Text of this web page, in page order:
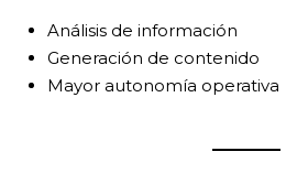
Análisis de información
Generación de contenido
Mayor autonomía operativa